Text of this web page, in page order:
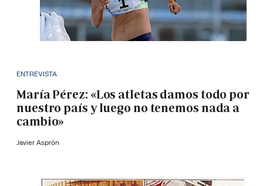
ENTREVISTA
María Pérez: «Los atletas damos todo por
nuestro país y luego no tenemos nada a
cambio»
Javier Asprón